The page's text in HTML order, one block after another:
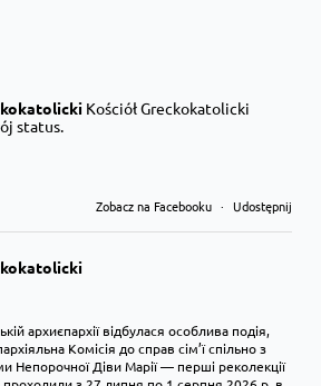
Kościół Greckokatolicki
status.
Zobacz na Facebooku · Udostępnij
архиєпархії відбулася особлива подія,
Комісія до справ сім’ї спільно з
Непорочної Діви Марії — перші реколекції